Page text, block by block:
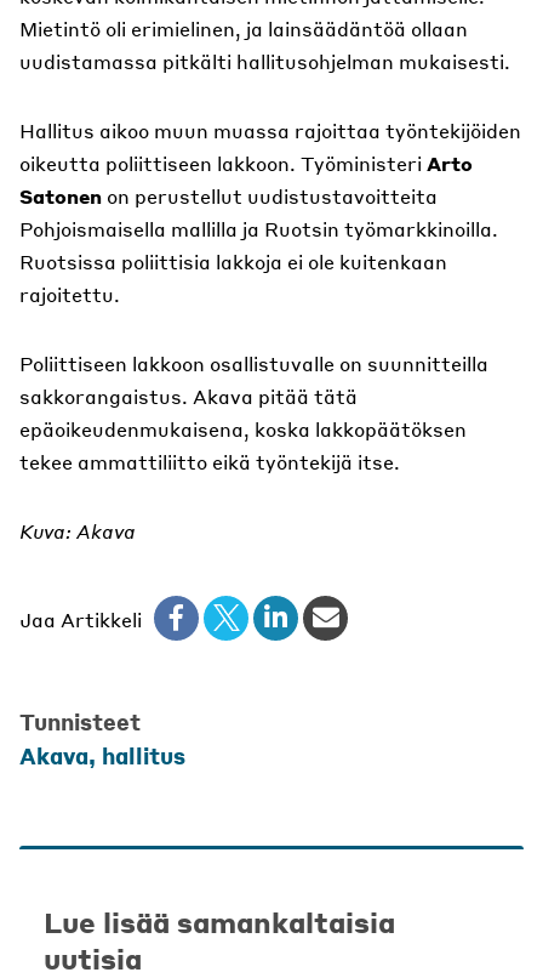
Mietintö oli erimielinen, ja lainsäädäntöä ollaan
uudistamassa pitkälti hallitusohjelman mukaisesti.
Hallitus aikoo muun muassa rajoittaa työntekijöiden
oikeutta poliittiseen lakkoon. Työministeri Arto
Satonen on perustellut uudistustavoitteita
Pohjoismaisella mallilla ja Ruotsin työmarkkinoilla.
Ruotsissa poliittisia lakkoja ei ole kuitenkaan
rajoitettu.
Poliittiseen lakkoon osallistuvalle on suunnitteilla
sakkorangaistus. Akava pitää tätä
epäoikeudenmukaisena, koska lakkopäätöksen
tekee ammattiliitto eikä työntekijä itse.
Kuva: Akava
Jaa Artikkeli
Tunnisteet
Akava, hallitus
Lue lisää samankaltaisia
uutisia